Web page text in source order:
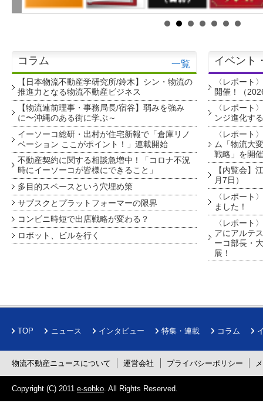
コラム 一覧
【日本物流不動産学研究所/鈴木】シン・物流の
推進力となる物流不動産ビジネス
【物流連前理事・事務局長/宿谷】弱みを強み
に〜沖縄のある街に学ぶ～
イーソーコ総研・出村が住宅新報で「倉庫リノ
ベーション ここがポイント！」連載開始
不動産契約に関する相談急増中！「コロナ不況
時にイーソーコが皆様にできること」
多目的スペースという穴埋め策
サブスクとプラットフォーマーの限界
コンビニ時短で出店戦略が変わる？
ロボット、ビルを行く
イベント
〈レポート
開催！（
〈レポート
ンジ進化す
〈レポート
ム「物流大
戦略」を開
【内覧会】
月7日）
〈レポート
ました！
〈レポート
アにアルテ
ーコ部長・
展！
TOP ニュース インタビュー 特集・連載 コラム
物流不動産ニュースについて 運営会社 プライバシーポリシー
Copyright (C) 2011 e-sohko . All Rights Reserved.